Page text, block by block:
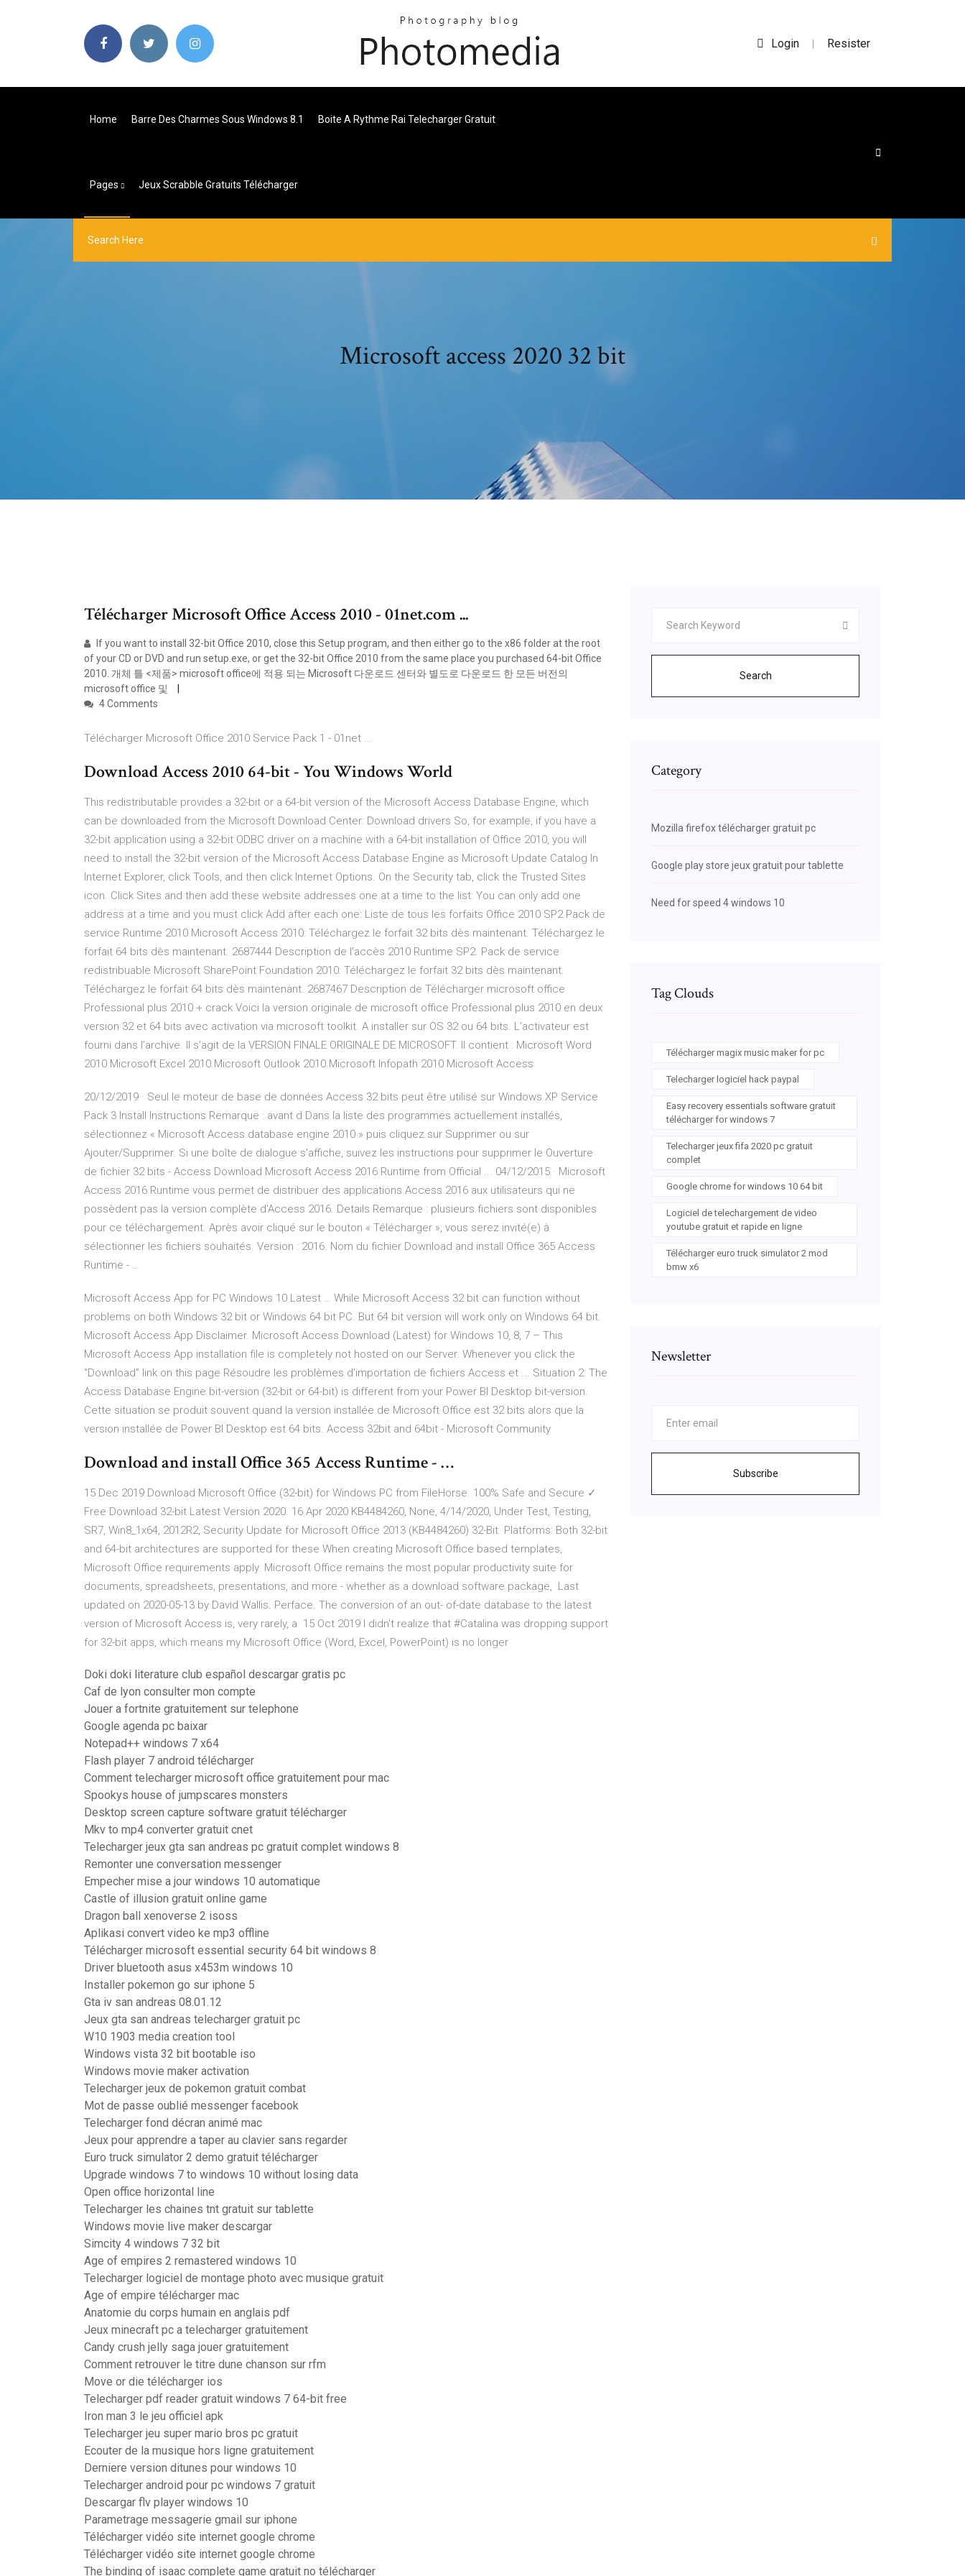
Login | Resister
Home Barre Des Charmes Sous Windows 8.1 Boite A Rythme Rai Telecharger Gratuit
Pages Jeux Scrabble Gratuits Télécharger
Microsoft access 2020 32 bit
Télécharger Microsoft Office Access 2010 - 01net.com ...
If you want to install 32-bit Office 2010, close this Setup program, and then either go to the x86 folder at the root
of your CD or DVD and run setup.exe, or get the 32-bit Office 2010 from the same place you purchased 64-bit Office
2010. 개체 틀 <제품> microsoft office에 적용 되는 Microsoft 다운로드 센터와 별도로 다운로드 한 모든 버전의
microsoft office 및
4 Comments
Télécharger Microsoft Office 2010 Service Pack 1 - 01net ...
Download Access 2010 64-bit - You Windows World
This redistributable provides a 32-bit or a 64-bit version of the Microsoft Access Database Engine, which
can be downloaded from the Microsoft Download Center: Download drivers So, for example, if you have a
32-bit application using a 32-bit ODBC driver on a machine with a 64-bit installation of Office 2010, you will
need to install the 32-bit version of the Microsoft Access Database Engine as Microsoft Update Catalog In
Internet Explorer, click Tools, and then click Internet Options. On the Security tab, click the Trusted Sites
icon. Click Sites and then add these website addresses one at a time to the list: You can only add one
address at a time and you must click Add after each one: Liste de tous les forfaits Office 2010 SP2 Pack de
service Runtime 2010 Microsoft Access 2010: Téléchargez le forfait 32 bits dès maintenant. Téléchargez le
forfait 64 bits dès maintenant. 2687444 Description de l'accès 2010 Runtime SP2. Pack de service
redistribuable Microsoft SharePoint Foundation 2010: Téléchargez le forfait 32 bits dès maintenant.
Téléchargez le forfait 64 bits dès maintenant. 2687467 Description de Télécharger microsoft office
Professional plus 2010 + crack Voici la version originale de microsoft office Professional plus 2010 en deux
version 32 et 64 bits avec activation via microsoft toolkit. A installer sur OS 32 ou 64 bits. L’activateur est
fourni dans l’archive. Il s’agit de la VERSION FINALE ORIGINALE DE MICROSOFT. Il contient : Microsoft Word
2010 Microsoft Excel 2010 Microsoft Outlook 2010 Microsoft Infopath 2010 Microsoft Access
20/12/2019 · Seul le moteur de base de données Access 32 bits peut être utilisé sur Windows XP Service
Pack 3 Install Instructions Remarque : avant d Dans la liste des programmes actuellement installés,
sélectionnez « Microsoft Access database engine 2010 » puis cliquez sur Supprimer ou sur
Ajouter/Supprimer. Si une boîte de dialogue s’affiche, suivez les instructions pour supprimer le Ouverture
de fichier 32 bits - Access Download Microsoft Access 2016 Runtime from Official ... 04/12/2015 · Microsoft
Access 2016 Runtime vous permet de distribuer des applications Access 2016 aux utilisateurs qui ne
possèdent pas la version complète d'Access 2016. Details Remarque : plusieurs fichiers sont disponibles
pour ce téléchargement. Après avoir cliqué sur le bouton « Télécharger », vous serez invité(e) à
sélectionner les fichiers souhaités. Version : 2016. Nom du fichier Download and install Office 365 Access
Runtime - …
Microsoft Access App for PC Windows 10 Latest … While Microsoft Access 32 bit can function without
problems on both Windows 32 bit or Windows 64 bit PC. But 64 bit version will work only on Windows 64 bit.
Microsoft Access App Disclaimer. Microsoft Access Download (Latest) for Windows 10, 8, 7 – This
Microsoft Access App installation file is completely not hosted on our Server. Whenever you click the
“Download” link on this page Résoudre les problèmes d’importation de fichiers Access et ... Situation 2: The
Access Database Engine bit-version (32-bit or 64-bit) is different from your Power BI Desktop bit-version.
Cette situation se produit souvent quand la version installée de Microsoft Office est 32 bits alors que la
version installée de Power BI Desktop est 64 bits. Access 32bit and 64bit - Microsoft Community
Download and install Office 365 Access Runtime - …
15 Dec 2019 Download Microsoft Office (32-bit) for Windows PC from FileHorse. 100% Safe and Secure ✓
Free Download 32-bit Latest Version 2020. 16 Apr 2020 KB4484260, None, 4/14/2020, Under Test, Testing,
SR7, Win8_1x64, 2012R2, Security Update for Microsoft Office 2013 (KB4484260) 32-Bit Platforms: Both 32-bit
and 64-bit architectures are supported for these When creating Microsoft Office based templates,
Microsoft Office requirements apply. Microsoft Office remains the most popular productivity suite for
documents, spreadsheets, presentations, and more - whether as a download software package, Last
updated on 2020-05-13 by David Wallis. Perface. The conversion of an out- of-date database to the latest
version of Microsoft Access is, very rarely, a 15 Oct 2019 I didn't realize that #Catalina was dropping support
for 32-bit apps, which means my Microsoft Office (Word, Excel, PowerPoint) is no longer
Doki doki literature club español descargar gratis pc
Caf de lyon consulter mon compte
Jouer a fortnite gratuitement sur telephone
Google agenda pc baixar
Notepad++ windows 7 x64
Flash player 7 android télécharger
Comment telecharger microsoft office gratuitement pour mac
Spookys house of jumpscares monsters
Desktop screen capture software gratuit télécharger
Mkv to mp4 converter gratuit cnet
Telecharger jeux gta san andreas pc gratuit complet windows 8
Remonter une conversation messenger
Empecher mise a jour windows 10 automatique
Castle of illusion gratuit online game
Dragon ball xenoverse 2 isoss
Aplikasi convert video ke mp3 offline
Télécharger microsoft essential security 64 bit windows 8
Driver bluetooth asus x453m windows 10
Installer pokemon go sur iphone 5
Gta iv san andreas 08.01.12
Jeux gta san andreas telecharger gratuit pc
W10 1903 media creation tool
Windows vista 32 bit bootable iso
Windows movie maker activation
Telecharger jeux de pokemon gratuit combat
Mot de passe oublié messenger facebook
Telecharger fond décran animé mac
Jeux pour apprendre a taper au clavier sans regarder
Euro truck simulator 2 demo gratuit télécharger
Upgrade windows 7 to windows 10 without losing data
Open office horizontal line
Telecharger les chaines tnt gratuit sur tablette
Windows movie live maker descargar
Simcity 4 windows 7 32 bit
Age of empires 2 remastered windows 10
Telecharger logiciel de montage photo avec musique gratuit
Age of empire télécharger mac
Anatomie du corps humain en anglais pdf
Jeux minecraft pc a telecharger gratuitement
Candy crush jelly saga jouer gratuitement
Comment retrouver le titre dune chanson sur rfm
Move or die télécharger ios
Telecharger pdf reader gratuit windows 7 64-bit free
Iron man 3 le jeu officiel apk
Telecharger jeu super mario bros pc gratuit
Ecouter de la musique hors ligne gratuitement
Derniere version ditunes pour windows 10
Telecharger android pour pc windows 7 gratuit
Descargar flv player windows 10
Parametrage messagerie gmail sur iphone
Télécharger vidéo site internet google chrome
Télécharger vidéo site internet google chrome
The binding of isaac complete game gratuit no télécharger
Search
Category
Mozilla firefox télécharger gratuit pc
Google play store jeux gratuit pour tablette
Need for speed 4 windows 10
Tag Clouds
Télécharger magix music maker for pc
Telecharger logiciel hack paypal
Easy recovery essentials software gratuit
télécharger for windows 7
Telecharger jeux fifa 2020 pc gratuit
complet
Google chrome for windows 10 64 bit
Logiciel de telechargement de video
youtube gratuit et rapide en ligne
Télécharger euro truck simulator 2 mod
bmw x6
Newsletter
Subscribe